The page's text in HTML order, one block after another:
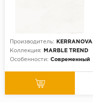
Производитель:
KERRANOVA
Коллекция:
MARBLE TREND
Особенности: Современный